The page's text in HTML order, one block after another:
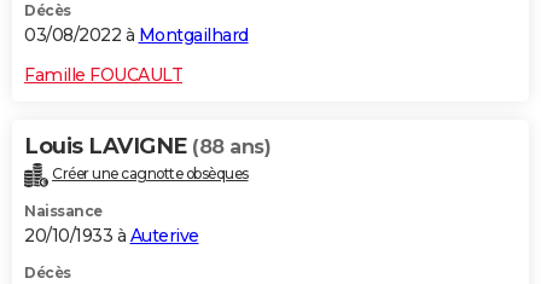
Décès
03/08/2022 à Montgailhard
Famille FOUCAULT
Louis LAVIGNE (88 ans)
Créer une cagnotte obsèques
Naissance
20/10/1933 à Auterive
Décès